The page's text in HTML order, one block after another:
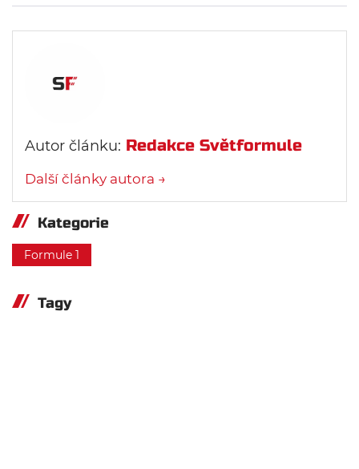
Autor článku: Redakce Světformule
Další články autora →
Kategorie
Formule 1
Tagy